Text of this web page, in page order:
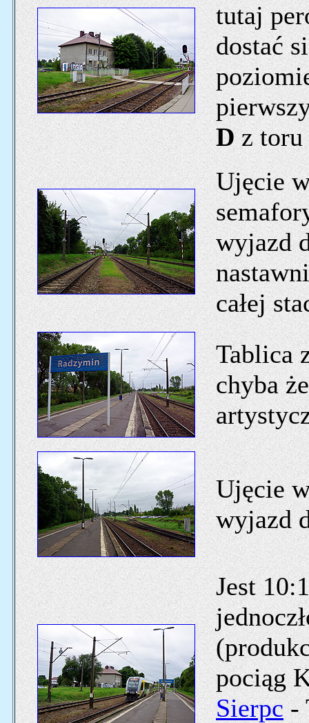
tutaj
dostać
Dz toru
Ujęcie
wyjazd
całej
Tablica
chyba
Ujęcie
wyjazd
Jest
pociąg
Sierpc-